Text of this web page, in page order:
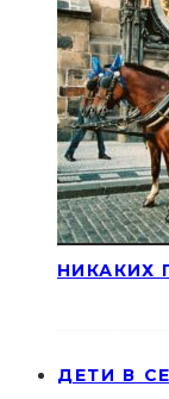
НИКАКИХ
ДЕТИ В